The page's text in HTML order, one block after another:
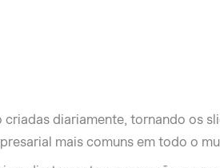
criadas diariamente, tornando os
mais comuns em todo o